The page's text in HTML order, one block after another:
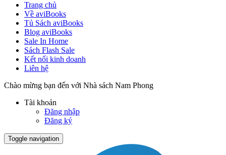
Trang chủ
Về aviBooks
Tủ Sách aviBooks
Blog aviBooks
Sale In Home
Sách Flash Sale
Kết nối kinh doanh
Liên hệ
Chào mừng bạn đến với Nhà sách Nam Phong
Tài khoản
Đăng nhập
Đăng ký
Toggle navigation